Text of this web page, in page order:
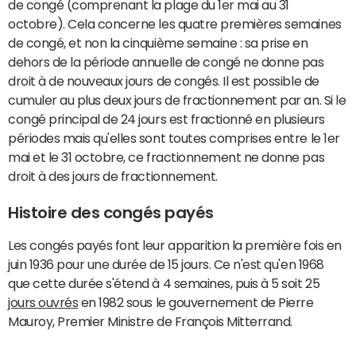
de congé (comprenant la plage du 1er mai au 31
octobre). Cela concerne les quatre premières semaines
de congé, et non la cinquième semaine : sa prise en
dehors de la période annuelle de congé ne donne pas
droit à de nouveaux jours de congés. Il est possible de
cumuler au plus deux jours de fractionnement par an. Si le
congé principal de 24 jours est fractionné en plusieurs
périodes mais qu'elles sont toutes comprises entre le 1er
mai et le 31 octobre, ce fractionnement ne donne pas
droit à des jours de fractionnement.
Histoire des congés payés
Les congés payés font leur apparition la première fois en
juin 1936 pour une durée de 15 jours. Ce n'est qu'en 1968
que cette durée s'étend à 4 semaines, puis à 5 soit 25
jours ouvrés en 1982 sous le gouvernement de Pierre
Mauroy, Premier Ministre de François Mitterrand.